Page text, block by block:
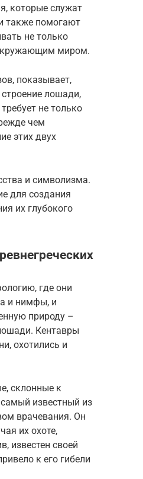
которые служат
также помогают
не только
окружающим миром.
показывает,
лошади,
не только
чем
этих двух
и символизма.
для создания
их глубокого
где они
и нимфы, и
природу –
Кентавры
охотились и
склонные к
известный из
врачевания. Он
их охоте,
известен своей
к его гибели